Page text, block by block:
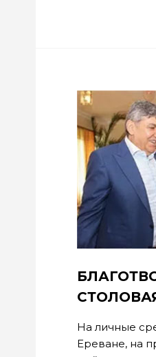
На личные
Ереване, на